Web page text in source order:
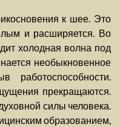
к шее. Это
и расширяется. Во
холодная волна под
необыкновенное
прекращаются.
силы человека.
образованием,